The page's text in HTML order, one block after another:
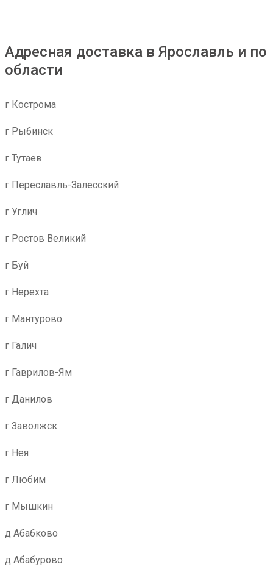
Адресная доставка в Ярославль и по
области
г Кострома
г Рыбинск
г Тутаев
г Переславль-Залесский
г Углич
г Ростов Великий
г Буй
г Нерехта
г Мантурово
г Галич
г Гаврилов-Ям
г Данилов
г Заволжск
г Нея
г Любим
г Мышкин
д Абабково
д Абабурово